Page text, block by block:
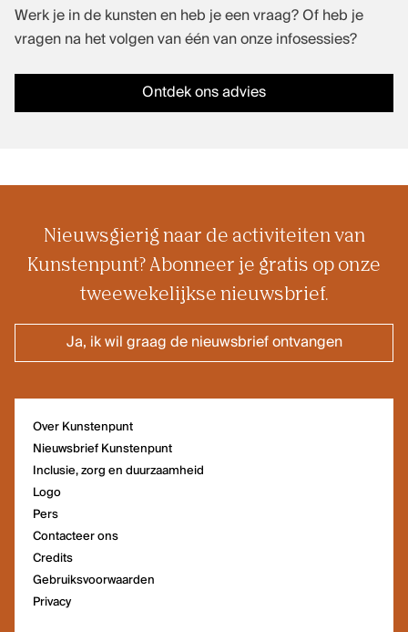
Linkedin
Werk je in de kunsten en heb je een vraag? Of heb je
vragen na het volgen van één van onze infosessies?
Ontdek ons advies
Nieuwsgierig naar de activiteiten van
Kunstenpunt? Abonneer je gratis op onze
tweewekelijkse nieuwsbrief.
Ja, ik wil graag de nieuwsbrief ontvangen
Over Kunstenpunt
Nieuwsbrief Kunstenpunt
Inclusie, zorg en duurzaamheid
Logo
Pers
Contacteer ons
Credits
Gebruiksvoorwaarden
Privacy